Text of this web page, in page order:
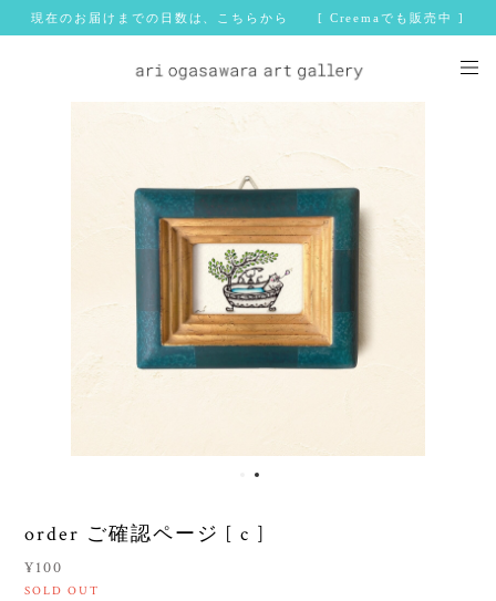
現在のお届けまでの日数は、こちらから [ Creemaでも販売中 ]
order ご確認ページ [ c ]
¥100
SOLD OUT